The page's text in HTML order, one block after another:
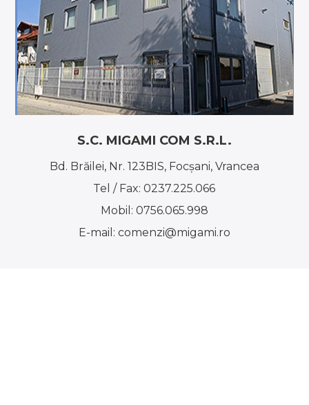
S.C. MIGAMI COM S.R.L.
Bd. Brăilei, Nr. 123BIS, Focşani, Vrancea
Tel / Fax:0237.225.066
Mobil: 0756.065.998
E-mail: comenzi@migami.ro